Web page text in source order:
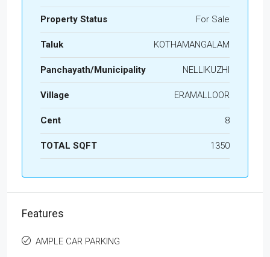
Property Status For Sale
Taluk KOTHAMANGALAM
Panchayath/Municipality NELLIKUZHI
Village ERAMALLOOR
Cent 8
TOTAL SQFT 1350
Features
AMPLE CAR PARKING